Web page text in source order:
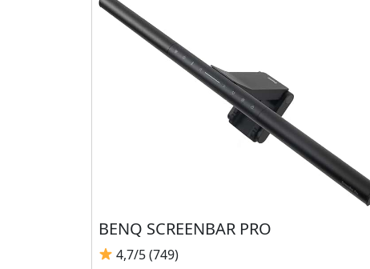
BENQ SCREENBAR PRO
4,7/5 (749)